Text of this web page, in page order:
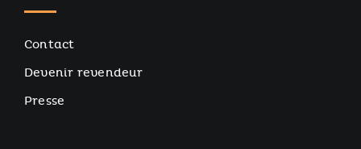
Contact
Devenir revendeur
Presse